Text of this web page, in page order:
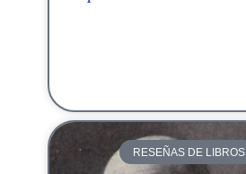
RESEÑAS DE LIBROS